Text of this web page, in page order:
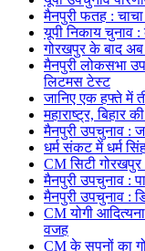
मैनपुरी फतह : चाचा
यूपी निकाय चुनाव
गोरखपुर के बाद अब
मैनपुरी लोकसभा
लिटमस टेस्ट
जानिए एक हफ्ते में
महाराष्ट्र, बिहार
मैनपुरी उपचुनाव :
धर्म संकट में धर्म
CM सिटी
मैनपुरी उपचुनाव :
मैनपुरी उपचुनाव :
CM योगी
वजह
CM के सपनों का